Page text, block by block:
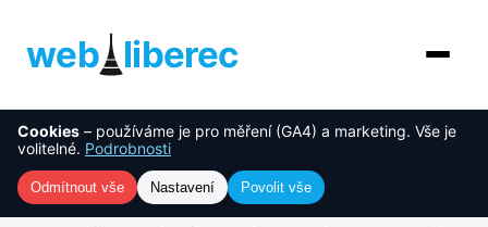
web liberec
O nás
Služby
NOVINKA
Cookies – používáme je pro měření (GA4) a marketing. Vše je
volitelné. Podrobnosti
Odmítnout vše Nastavení Povolit vše
Tvorba webu Mělník –
rychlé, SEO-ready weby